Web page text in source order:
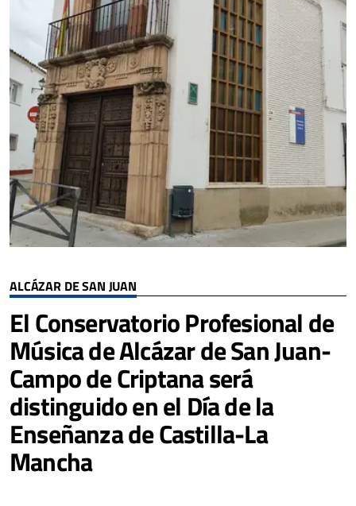
ALCÁZAR DE SAN JUAN
El Conservatorio Profesional de
Música de Alcázar de San Juan-
Campo de Criptana será
distinguido en el Día de la
Enseñanza de Castilla-La
Mancha